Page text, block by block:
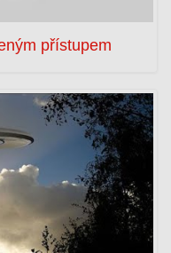
přístupem